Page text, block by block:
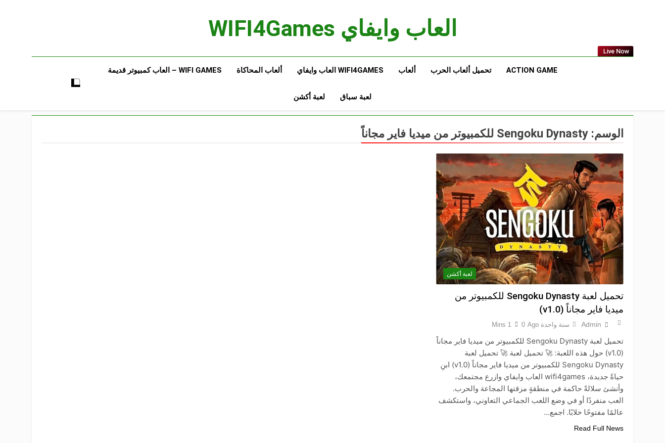
العاب وايفاي WIFI4Games
Live Now
ACTION GAME تحميل ألعاب الحرب ألعاب WIFI4GAMES العاب وايفاي ألعاب المحاكاة WIFI GAMES​ – العاب كمبيوتر قديمة​
لعبة سباق لعبة أكشن
الوسم: Sengoku Dynasty للكمبيوتر من ميديا فاير مجاناً
لعبة أكشن
تحميل لعبة Sengoku Dynasty للكمبيوتر من
ميديا فاير مجاناً (v1.0)
Admin سنة واحدة Ago 0
1 Mins
تحميل لعبة Sengoku Dynasty للكمبيوتر من ميديا فاير مجاناً
(v1.0) حول هذه اللعبة: 🚀 تحميل لعبة 🚀 تحميل لعبة
Sengoku Dynasty للكمبيوتر من ميديا فاير مجاناً (v1.0) ابنِ
حياةً جديدة، wifi4games العاب وايفاي وازرع مجتمعك،
وأنشئ سلالةً حاكمة في منطقةٍ مزقتها المجاعة والحرب.
العب منفردًا أو في وضع اللعب الجماعي التعاوني، واستكشف
عالمًا مفتوحًا خلابًا. اجمع…
Read Full News